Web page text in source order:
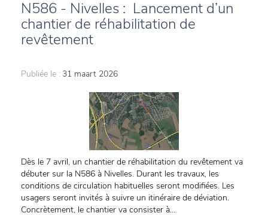
N586 - Nivelles : Lancement d’un
chantier de réhabilitation de
revêtement
Publiée le : 31 maart 2026
Dès le 7 avril, un chantier de réhabilitation du revêtement va
débuter sur la N586 à Nivelles. Durant les travaux, les
conditions de circulation habituelles seront modifiées. Les
usagers seront invités à suivre un itinéraire de déviation.
Concrètement, le chantier va consister à...